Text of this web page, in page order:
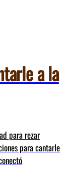
a la
para rezar
para cantarle